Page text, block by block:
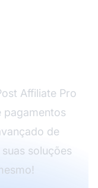
Affiliate Pro
pagamentos
de
soluções